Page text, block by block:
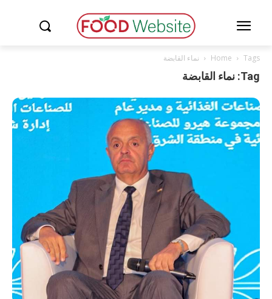
Home Tags نماء القابضة
Tag: نماء القابضة